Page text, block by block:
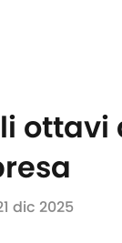
ottavi
dic 2025